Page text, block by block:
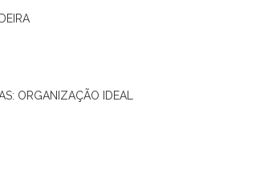
ORGANIZAÇÃO IDEAL